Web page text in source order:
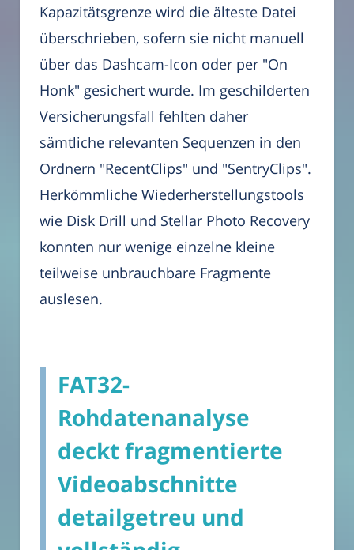
Kapazitätsgrenze wird die älteste Datei
überschrieben, sofern sie nicht manuell
über das Dashcam-Icon oder per "On
Honk" gesichert wurde. Im geschilderten
Versicherungsfall fehlten daher
sämtliche relevanten Sequenzen in den
Ordnern "RecentClips" und "SentryClips".
Herkömmliche Wiederherstellungstools
wie Disk Drill und Stellar Photo Recovery
konnten nur wenige einzelne kleine
teilweise unbrauchbare Fragmente
auslesen.
FAT32-
Rohdatenanalyse
deckt fragmentierte
Videoabschnitte
detailgetreu und